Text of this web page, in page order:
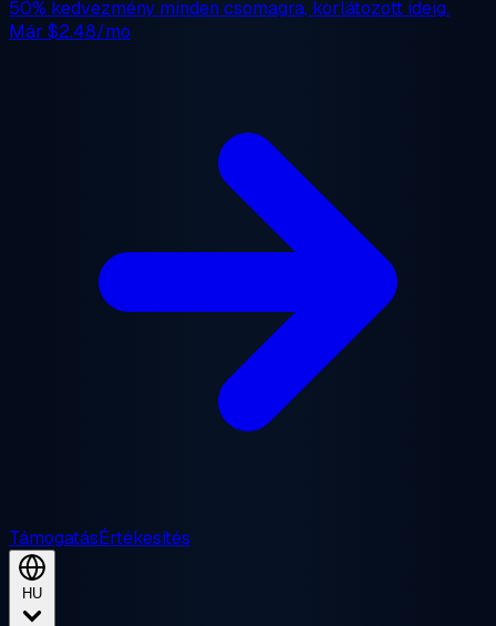
50% kedvezmény minden csomagra, korlátozott ideig.
Már $2.48/mo
TámogatásÉrtékesítés
HU